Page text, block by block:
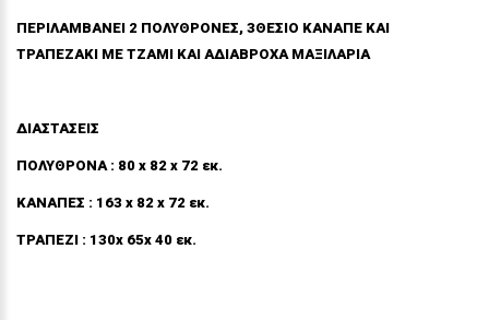
ΠΕΡΙΛΑΜΒΑΝΕΙ 2 ΠΟΛΥΘΡΟΝΕΣ, 3ΘΕΣΙΟ ΚΑΝΑΠΕ ΚΑΙ
ΤΡΑΠΕΖΑΚΙ ΜΕ ΤΖΑΜΙ ΚΑΙ ΑΔΙΑΒΡΟΧΑ ΜΑΞΙΛΑΡΙΑ
ΔΙΑΣΤΑΣΕΙΣ
ΠΟΛΥΘΡΟΝΑ : 80 x 82 x 72 εκ.
ΚΑΝΑΠΕΣ : 163 x 82 x 72 εκ.
ΤΡΑΠΕΖΙ : 130x 65x 40 εκ.